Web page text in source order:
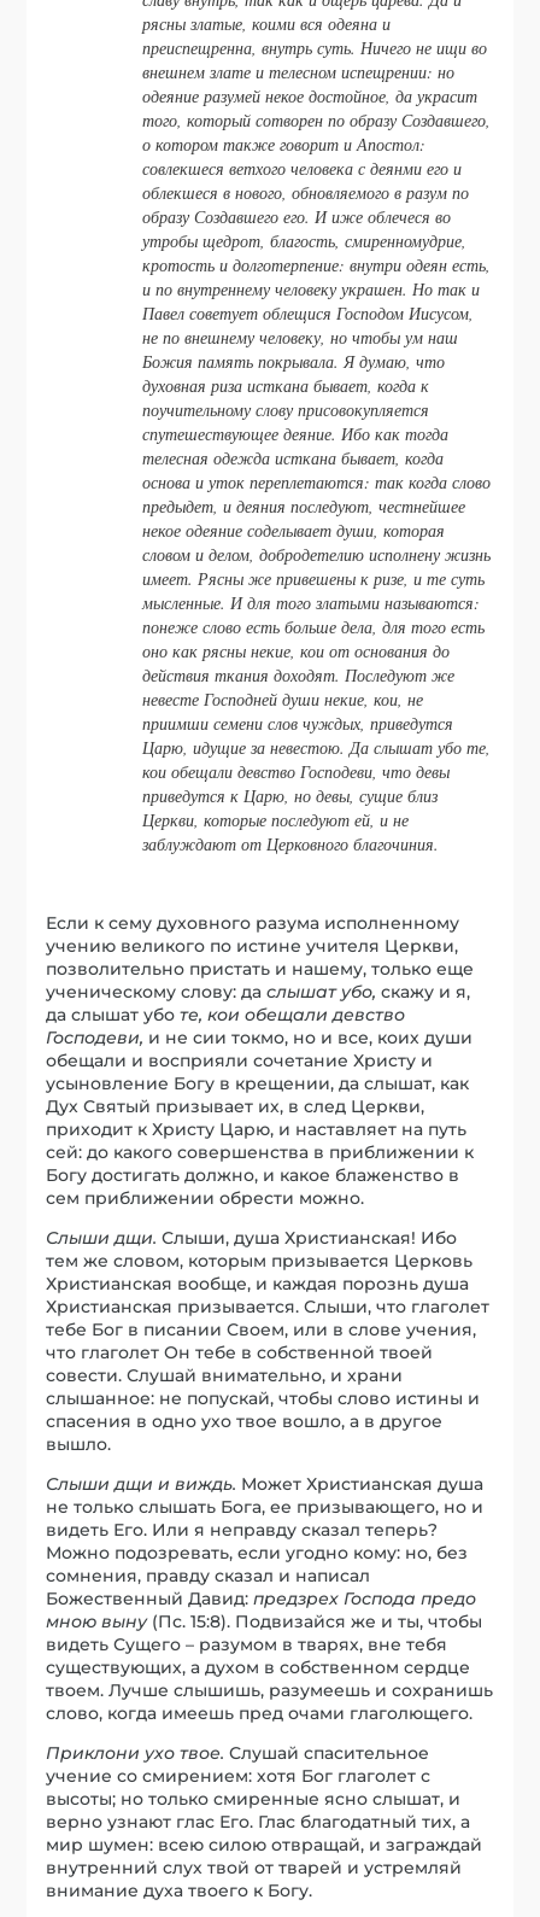
рясны златые, коими вся одеяна и
преиспещренна, внутрь суть. Ничего не ищи во
внешнем злате и телесном испещрении: но
одеяние разумей некое достойное, да украсит
того, который сотворен по образу Создавшего,
о котором также говорит и Апостол:
совлекшеся ветхого человека с деянми его и
облекшеся в нового, обновляемого в разум по
образу Создавшего его. И ижеоблечеся во
утробы щедрот, благость, смиренномудрие,
кротость и долготерпение: внутри одеян есть,
и по внутреннему человеку украшен. Но так и
Павел советует облещися Господом Иисусом,
не по внешнему человеку, но чтобы ум наш
Божия память покрывала. Я думаю, что
духовная риза исткана бывает, когда к
поучительному слову присовокупляется
спутешествующее деяние. Ибо как тогда
телесная одежда исткана бывает, когда
основа и уток переплетаются: так когда слово
предыдет, и деяния последуют, честнейшее
некое одеяние соделывает души, которая
словом и делом, добродетелию исполнену жизнь
имеет.Рясны же привешены к ризе, и те суть
мысленные. И для тогозлатыми называются:
понеже слово есть больше дела, для того есть
оно как рясны некие, кои от основания до
действия ткания доходят. Последуют же
невесте Господней души некие, кои, не
приимши семени слов чуждых, приведутся
Царю, идущие за невестою. Да слышат убо те,
кои обещали девство Господеви, что девы
приведутся к Царю, но девы, сущие близ
Церкви, которые последуют ей, и не
заблуждают от Церковного благочиния.
Если к сему духовного разума исполненному
учению великого по истине учителя Церкви,
позволительно пристать и нашему, только еще
ученическому слову: даслышат убо, скажу и я,
да слышат уботе, кои обещали девство
Господеви, и не сии токмо, но и все, коих души
обещали и восприяли сочетание Христу и
усыновление Богу в крещении, да слышат, как
Дух Святый призывает их, в след Церкви,
приходит к Христу Царю, и наставляет на путь
сей: до какого совершенства в приближении к
Богу достигать должно, и какое блаженство в
сем приближении обрести можно.
Слыши дщи. Слыши, душа Христианская! Ибо
тем же словом, которым призывается Церковь
Христианская вообще, и каждая порознь душа
Христианская призывается. Слыши, что глаголет
тебе Бог в писании Своем, или в слове учения,
что глаголет Он тебе в собственной твоей
совести. Слушай внимательно, и храни
слышанное: не попускай, чтобы слово истины и
спасения в одно ухо твое вошло, а в другое
вышло.
Слыши дщи и виждь. Может Христианская душа
не только слышать Бога, ее призывающего, но и
видеть Его. Или я неправду сказал теперь?
Можно подозревать, если угодно кому: но, без
сомнения, правду сказал и написал
Божественный Давид:предзрех Господа предо
мною выну(Пс. 15:8). Подвизайся же и ты, чтобы
видеть Сущего – разумом в тварях, вне тебя
существующих, а духом в собственном сердце
твоем. Лучше слышишь, разумеешь и сохранишь
слово, когда имеешь пред очами глаголющего.
Приклони ухо твое. Слушай спасительное
учение со смирением: хотя Бог глаголет с
высоты; но только смиренные ясно слышат, и
верно узнают глас Его. Глас благодатный тих, а
мир шумен: всею силою отвращай, и заграждай
внутренний слух твой от тварей и устремляй
внимание духа твоего к Богу.